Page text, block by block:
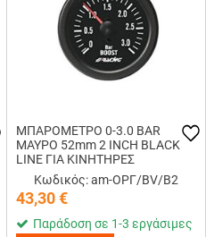
ΜΠΑΡΟΜΕΤΡΟ 0-3.0 BAR
ΜΑΥΡΟ 52mm 2 INCH BLACK
LINE ΓΙΑ ΚΙΝΗΤΗΡΕΣ
TURBODIESEL
Κωδικός: am-ΟΡΓ/BV/B2
43,30€
Παράδοση σε 1-3 εργάσιμες